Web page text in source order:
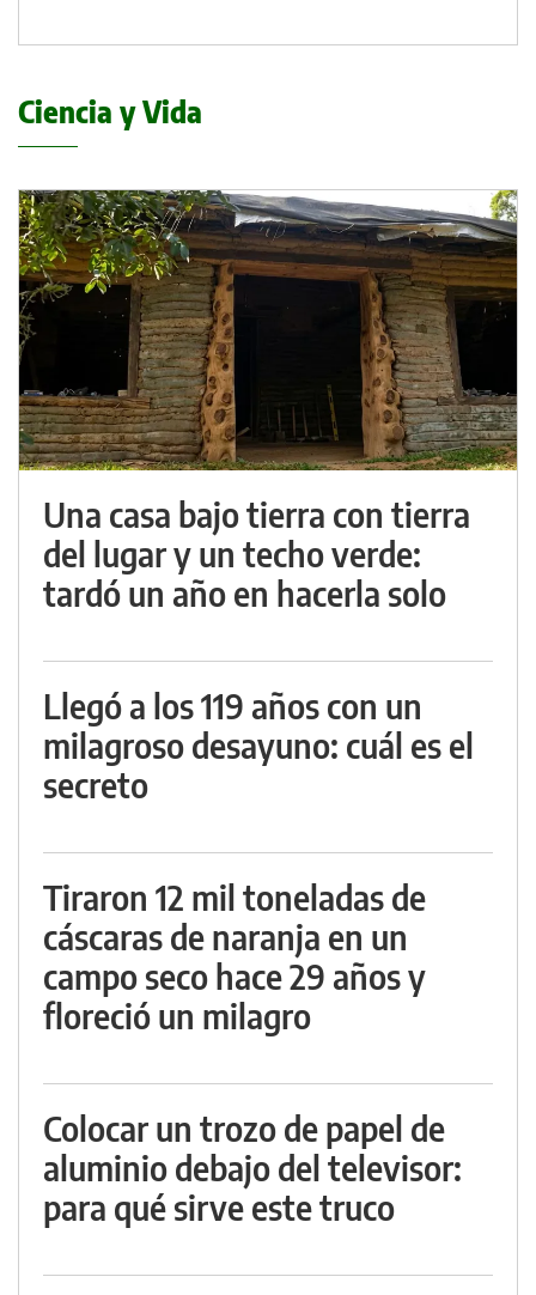
Ciencia y Vida
Una casa bajo tierra con tierra
del lugar y un techo verde:
tardó un año en hacerla solo
Llegó a los 119 años con un
milagroso desayuno: cuál es el
secreto
Tiraron 12 mil toneladas de
cáscaras de naranja en un
campo seco hace 29 años y
floreció un milagro
Colocar un trozo de papel de
aluminio debajo del televisor:
para qué sirve este truco